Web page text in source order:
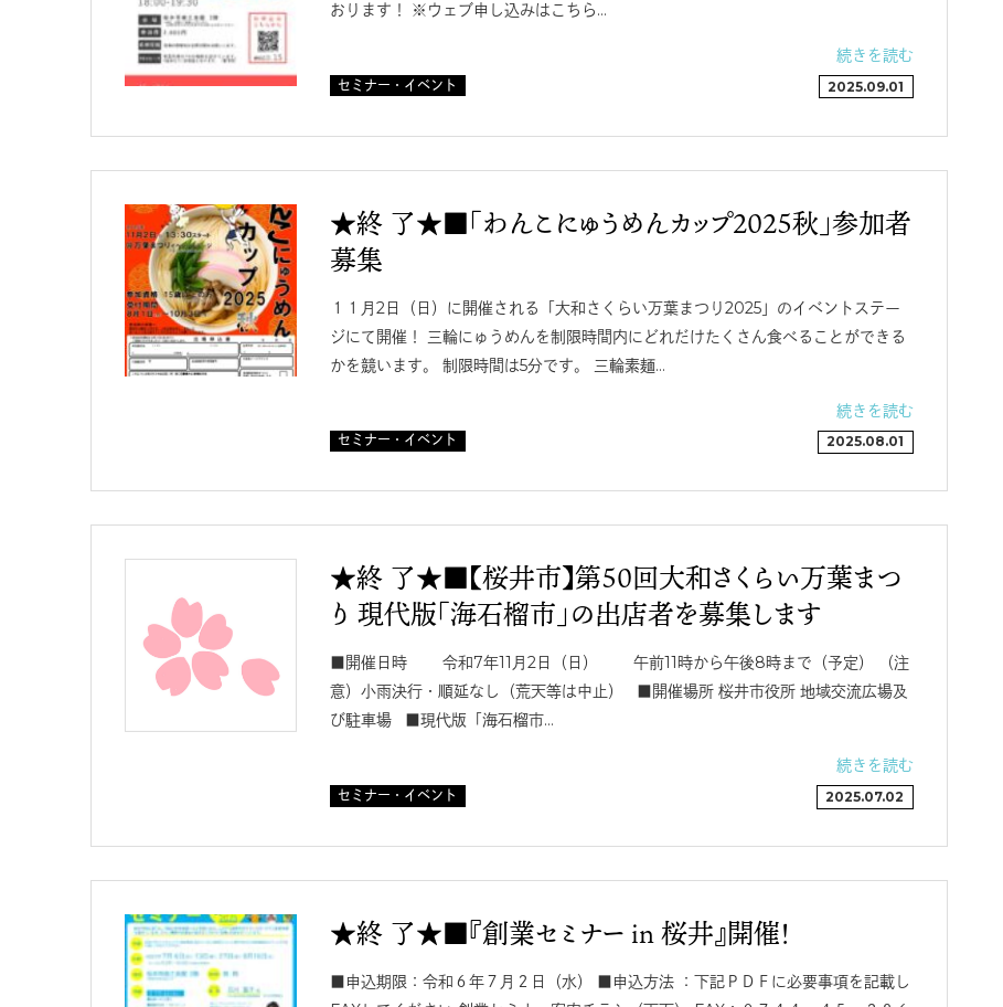
おります！ ※ウェブ申し込みはこちら…
続きを読む
セミナー・イベント 2025.09.01
★終 了★■「わんこにゅうめんカップ2025秋」参加者
募集
１１月2日（日）に開催される「大和さくらい万葉まつり2025」のイベントステー
ジにて開催！ 三輪にゅうめんを制限時間内にどれだけたくさん食べることができる
かを競います。 制限時間は5分です。 三輪素麺…
続きを読む
セミナー・イベント 2025.08.01
★終 了★■【桜井市】第50回大和さくらい万葉まつ
り 現代版「海石榴市」の出店者を募集します
■開催日時 令和7年11月2日（日） 午前11時から午後8時まで（予定） （注
意）小雨決行・順延なし（荒天等は中止） ■開催場所 桜井市役所 地域交流広場及
び駐車場 ■現代版「海石榴市…
続きを読む
セミナー・イベント 2025.07.02
★終 了★■『創業セミナー in 桜井』開催！
■申込期限：令和６年７月２日（水） ■申込方法 ：下記ＰＤＦに必要事項を記載し